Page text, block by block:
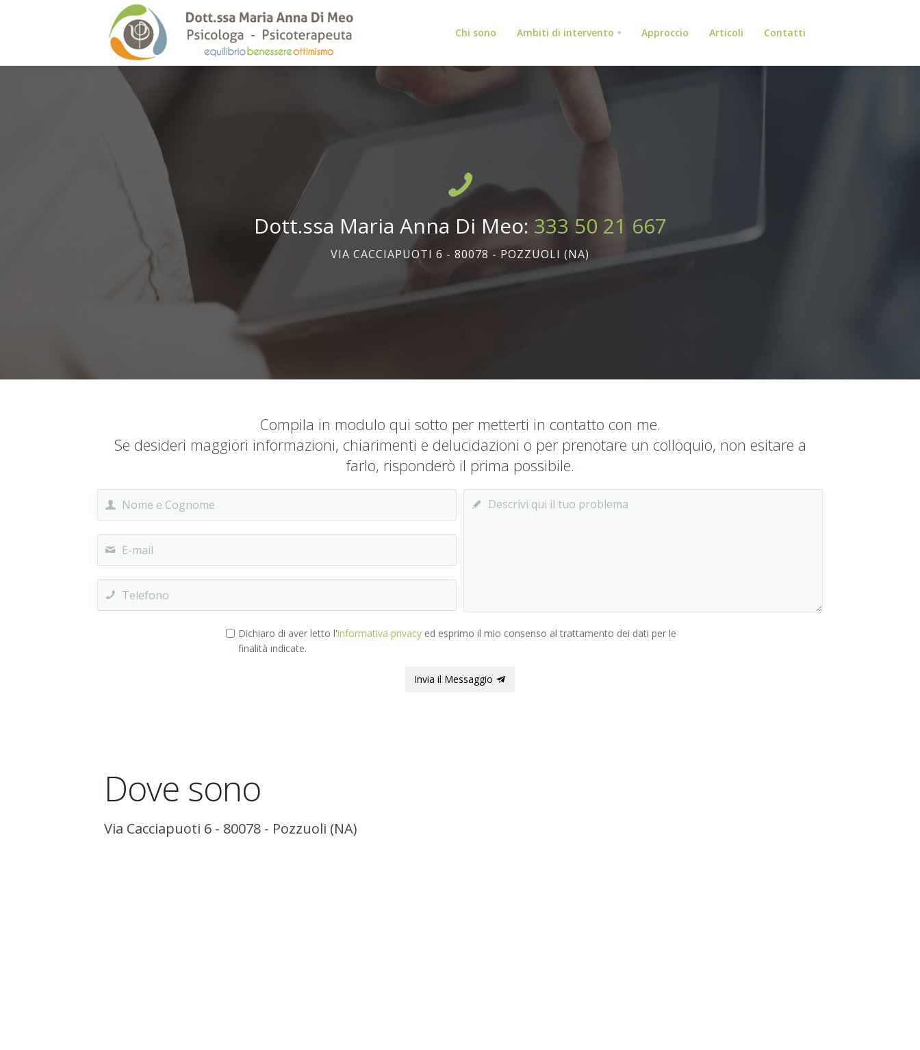
Chi sono Ambiti di intervento Approccio Articoli Contatti
Chi sono
ambiti di intervento
Sostegno – Supporto psicologico
Psicoterapia
Potenziamento del benessere psicologico
Dott.ssa Maria Anna Di Meo: 333 50 21 667
VIA CACCIAPUOTI 6 - 80078 - POZZUOLI (NA)
Compila in modulo qui sotto per metterti in contatto con me.
Se desideri maggiori informazioni, chiarimenti e delucidazioni o per prenotare un colloquio, non esitare a
farlo, risponderò il prima possibile.
Dichiaro di aver letto l'informativa privacy ed esprimo il mio consenso al trattamento dei dati per le
finalità indicate.
Invia il Messaggio
Dove sono
Via Cacciapuoti 6 - 80078 - Pozzuoli (NA)